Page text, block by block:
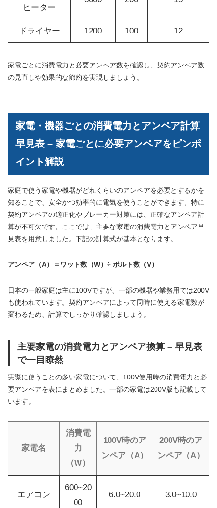
ヒーター
ドライヤー 1200 100 12
家電ごとに消費電力と必要アンペア数を確認し、契約アンペア数
の見直しや効果的な節約を実現しましょう。
家電・機器ごとの消費電力とアンペア計算
早見表 – 家電ごとに必要アンペアをピンポ
イント解説
家庭で使う家電や機器がどれくらいのアンペアを必要とするかを
知ることで、安全かつ効率的に電気を使うことができます。特に
契約アンペアの適正化やブレーカー対策には、正確なアンペア計
算が不可欠です。ここでは、主要な家電の消費電力とアンペア早
見表を用意しました。下記の計算式が基本となります。
アンペア（A）＝ワット数（W）÷ ボルト数（V）
日本の一般家庭は主に100Vですが、一部の機器や業務用では200V
も使われています。契約アンペアによって同時に使える家電数が
変わるため、計算でしっかり確認しましょう。
主要家電の消費電力とアンペア換算 – 早見表
で一目瞭然
実際に使うことの多い家電について、100V使用時の消費電力と必
要アンペアを表にまとめました。一部の家電は200V版も記載して
います。
家電名
消費電
力
（W）
100V時のア
ンペア（A）
200V時のア
ンペア（A）
エアコン
600~20
00
6.0~20.0 3.0~10.0